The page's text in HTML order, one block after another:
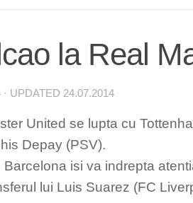
la Real
· UPDATED 24.07.2014
United se lupta cu
Depay (PSV).
isi va indrepta
lui Luis Suarez (FC